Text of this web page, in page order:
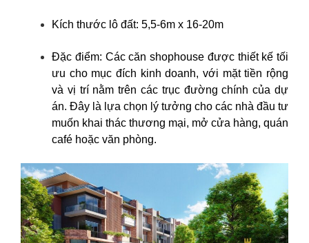
Kích thước lô đất: 5,5-6m x 16-20m
Đặc điểm: Các căn shophouse được thiết kế tối
ưu cho mục đích kinh doanh, với mặt tiền rộng
và vị trí nằm trên các trục đường chính của dự
án. Đây là lựa chọn lý tưởng cho các nhà đầu tư
muốn khai thác thương mại, mở cửa hàng, quán
café hoặc văn phòng.